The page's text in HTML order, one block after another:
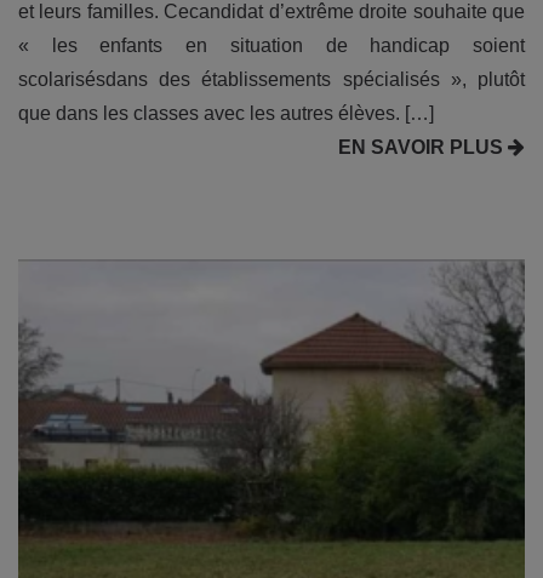
et leurs familles. Cecandidat d’extrême droite souhaite que
« les enfants en situation de handicap soient
scolarisésdans des établissements spécialisés », plutôt
que dans les classes avec les autres élèves. […]
EN SAVOIR PLUS